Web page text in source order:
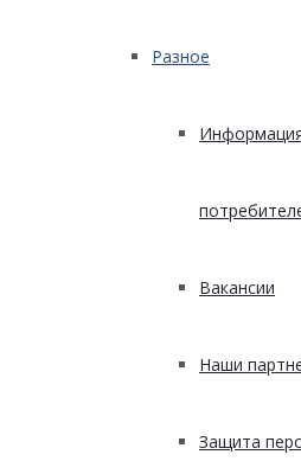
Разное
Вакансии
Наши
Защита